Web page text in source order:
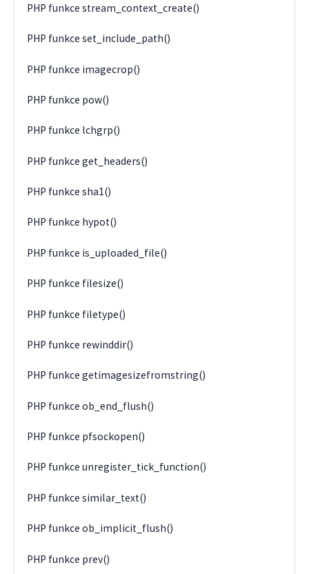
PHP funkce stream_context_create()
PHP funkce set_include_path()
PHP funkce imagecrop()
PHP funkce pow()
PHP funkce lchgrp()
PHP funkce get_headers()
PHP funkce sha1()
PHP funkce hypot()
PHP funkce is_uploaded_file()
PHP funkce filesize()
PHP funkce filetype()
PHP funkce rewinddir()
PHP funkce getimagesizefromstring()
PHP funkce ob_end_flush()
PHP funkce pfsockopen()
PHP funkce unregister_tick_function()
PHP funkce similar_text()
PHP funkce ob_implicit_flush()
PHP funkce prev()